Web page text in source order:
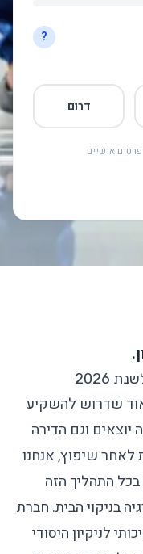
?
דרום
אישיים
2026
שדרוש להשקיע
יוצאים וגם הדירה
לאחר שיפוץ, אנחנו
בכל התהליך הזה
בניקוי הבית. חברת
לניקיון היסודי